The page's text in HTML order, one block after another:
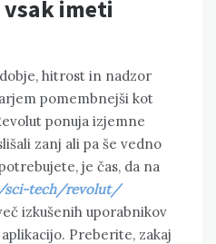
imeti
hitrost in nadzor
pomembnejši kot
ponuja izjemne
zanj ali pa še vedno
je čas, da na
sci-tech/revolut/
izkušenih uporabnikov
Preberite, zakaj